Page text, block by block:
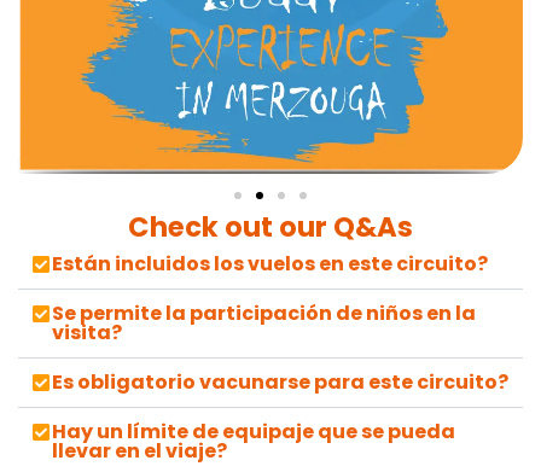
Check out our Q&As
Están incluidos los vuelos en este circuito?
Se permite la participación de niños en la
visita?
Es obligatorio vacunarse para este circuito?
Hay un límite de equipaje que se pueda
llevar en el viaje?